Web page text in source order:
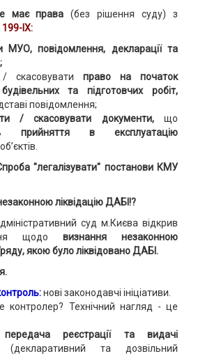
має права(без рішення суду) з
ІХ:
МУО, повідомлення, декларації та
/ скасовуватиправо на початок
та підготовчих робіт,
повідомлення;
/ скасовувати документи,що
прийняття в експлуатацію
"легалізувати" постанови КМУ
ліквідацію ДАБІ!?
суд м.Києва відкрив
щодовизнання незаконною
якою було ліквідовано ДАБІ.
нові законодавчі ініціативи.
контролер? Технічний нагляд - це
передача реєстрації та видачі
(декларативний та дозвільний